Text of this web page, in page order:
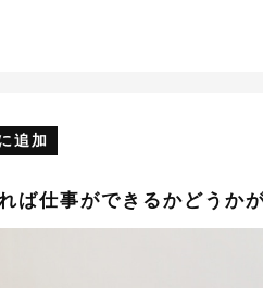
追加
ば仕事ができるかどうか